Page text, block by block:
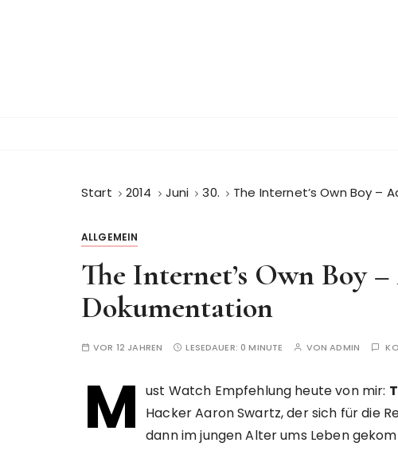
Start 2014 Juni 30. The Internet’s Own Boy –
ALLGEMEIN
The Internet’s Own Boy
Dokumentation
VOR 12 JAHREN LESEDAUER: 0 MINUTE VONADMIN
M ust Watch Empfehlung heute von mir:
Hacker Aaron Swartz, der sich für die
dann im jungen Alter ums Leben